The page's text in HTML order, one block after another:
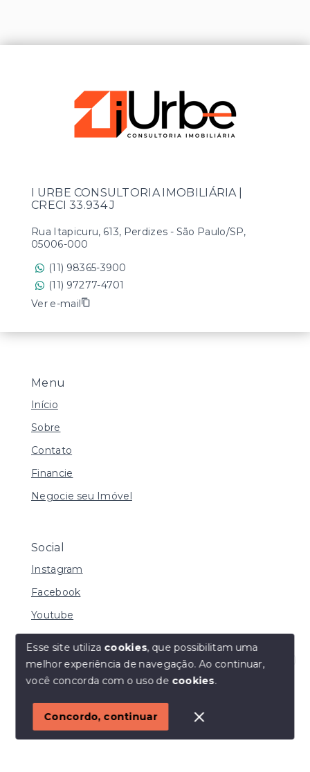
Olá! Estamos disponíveis para te ajudar.
Menu
Início
Sobre
Contato
Financie
Negocie seu Imóvel
Social
Instagram
Facebook
Youtube
© Copyright 2026 - I URBE CONSULTORIA
IMOBILIÁRIA | CRECI 33.934 J - Todos os direitos
SITE PARA IMOBILIARIA
I URBE CONSULTORIA IMOBILIÁRIA |
CRECI 33.934 J
Rua Itapicuru, 613, Perdizes - São Paulo/SP,
05006-000
(11) 98365-3900
(11) 97277-4701
Ver e-mail
Esse site utiliza cookies, que possibilitam uma
melhor experiência de navegação.Ao continuar,
você concorda com o uso de cookies.
Concordo, continuar